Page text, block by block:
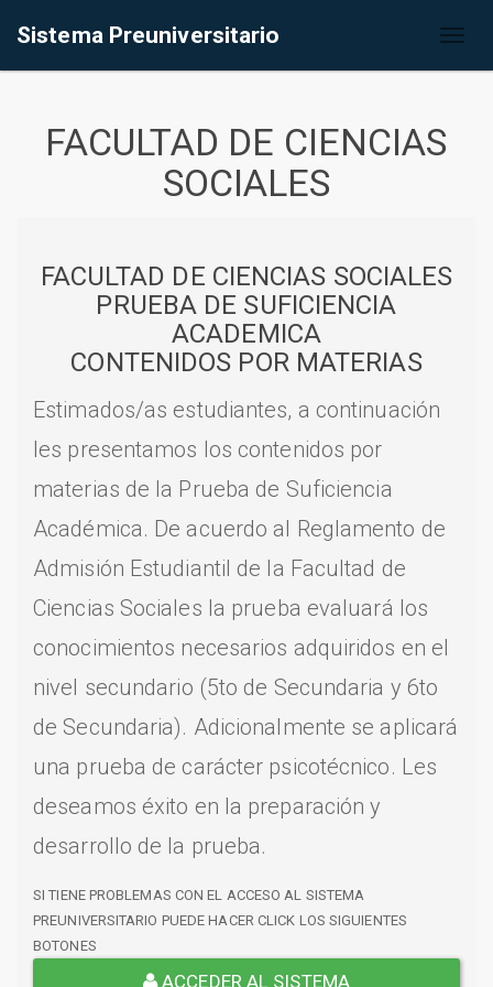
Sistema Preuniversitario
FACULTAD DE CIENCIAS
SOCIALES
FACULTAD DE CIENCIAS SOCIALES
PRUEBA DE SUFICIENCIA
ACADEMICA
CONTENIDOS POR MATERIAS
Estimados/as estudiantes, a continuación
les presentamos los contenidos por
materias de la Prueba de Suficiencia
Académica. De acuerdo al Reglamento de
Admisión Estudiantil de la Facultad de
Ciencias Sociales la prueba evaluará los
conocimientos necesarios adquiridos en el
nivel secundario (5to de Secundaria y 6to
de Secundaria). Adicionalmente se aplicará
una prueba de carácter psicotécnico. Les
deseamos éxito en la preparación y
desarrollo de la prueba.
SI TIENE PROBLEMAS CON EL ACCESO AL SISTEMA
PREUNIVERSITARIO PUEDE HACER CLICK LOS SIGUIENTES
BOTONES
ACCEDER AL SISTEMA